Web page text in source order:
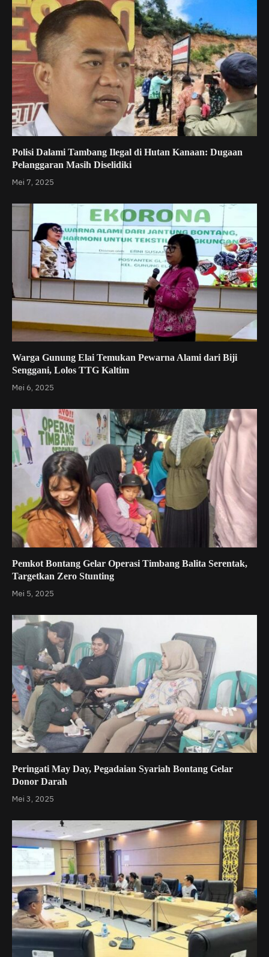
Polisi Dalami Tambang Ilegal di Hutan Kanaan: Dugaan
Pelanggaran Masih Diselidiki
Mei 7, 2025
Warga Gunung Elai Temukan Pewarna Alami dari Biji
Senggani, Lolos TTG Kaltim
Mei 6, 2025
Pemkot Bontang Gelar Operasi Timbang Balita Serentak,
Targetkan Zero Stunting
Mei 5, 2025
Peringati May Day, Pegadaian Syariah Bontang Gelar
Donor Darah
Mei 3, 2025